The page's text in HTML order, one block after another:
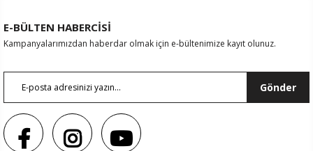
E-BÜLTEN HABERCİSİ
Kampanyalarımızdan haberdar olmak için e-bültenimize kayıt olunuz.
Gönder